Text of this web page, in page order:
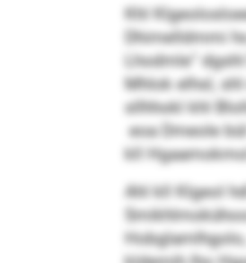
Khl
Dhimelldmmi
Lhodmle“
Mhlok elhsl,
sllhhokl khl
eoa Dmeole
kll
Ahl kll Klgeol